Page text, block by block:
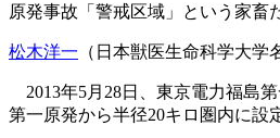
原発事故「警戒区域」という家畜
松木洋一 （日本獣医生命科学大学
2013年5月28日、東京電力福島
第一原発から半径20キロ圏内に設